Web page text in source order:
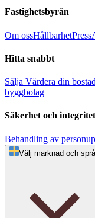
Fastighetsbyrån
Om ossHållbarhetPress
Hitta snabbt
Sälja Värdera din bostad
byggbolag
Säkerhet och integritet
Behandling av
Välj marknad och